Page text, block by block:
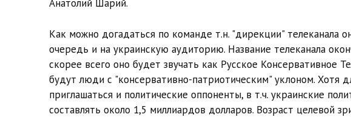
Анатолий Шарий.
Как можно догадаться по команде т.н. "дирекции" телеканала
очередь и на украинскую аудиторию. Название телеканала
скорее всего оно будет звучать как Русское Консервативное
будут люди с "консервативно-патриотическим" уклоном. Хотя
приглашаться и политические оппоненты, в т.ч. украинские
составлять около 1,5 миллиардов долларов. Возраст целевой